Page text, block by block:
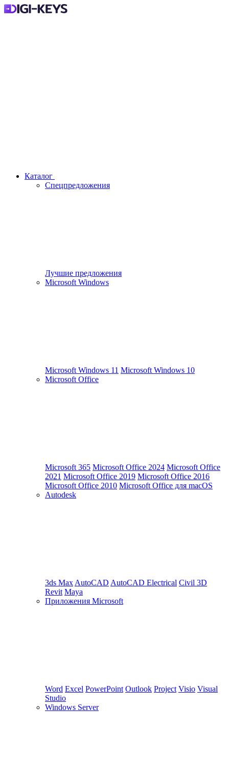
Каталог
Спецпредложения
Лучшие предложения
Microsoft Windows
Microsoft Windows 11 Microsoft Windows 10
Microsoft Office
Microsoft 365 Microsoft Office 2024 Microsoft Office
2021 Microsoft Office 2019 Microsoft Office 2016
Microsoft Office 2010 Microsoft Office для macOS
Autodesk
3ds Max AutoCAD AutoCAD Electrical Civil 3D
Revit Maya
Приложения Microsoft
Word Excel PowerPoint Outlook Project Visio Visual
Studio
Windows Server